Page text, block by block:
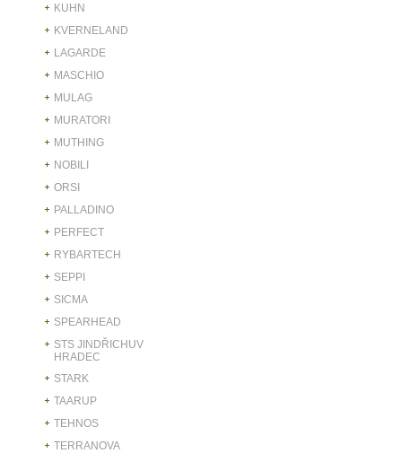
KUHN
KVERNELAND
LAGARDE
MASCHIO
MULAG
MURATORI
MUTHING
NOBILI
ORSI
PALLADINO
PERFECT
RYBARTECH
SEPPI
SICMA
SPEARHEAD
STS JINDŘICHUV
HRADEC
STARK
TAARUP
TEHNOS
TERRANOVA